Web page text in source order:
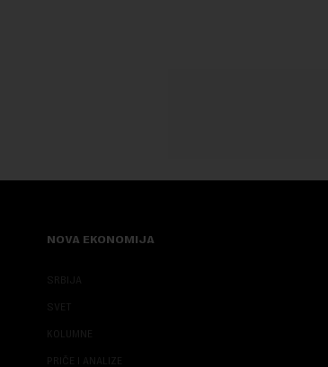
NOVA EKONOMIJA
SRBIJA
SVET
KOLUMNE
PRIČE I ANALIZE